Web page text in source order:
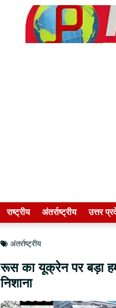
राष्ट्रीय अंतर्राष्ट्रीय उत्तर
अंतर्राष्ट्रीय
रूस का यूक्रेन पर बड़ा
निशाना